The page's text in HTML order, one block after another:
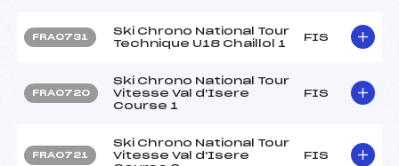
FRA0731
Ski Chrono National Tour
Technique U18 Chaillol 1
FIS
FRA0720
Ski Chrono National Tour
Vitesse Val d'Isere
Course 1
FIS
FRA0721
Ski Chrono National Tour
Vitesse Val d'Isere
FIS